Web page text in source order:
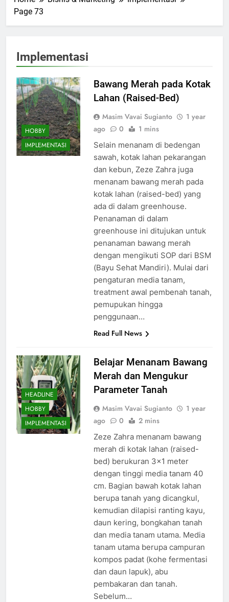
Page 73
Implementasi
HOBBY
IMPLEMENTASI
Bawang Merah pada Kotak
Lahan (Raised-Bed)
Masim Vavai Sugianto
1 year
ago
0 1 mins
Selain menanam di bedengan
sawah, kotak lahan pekarangan
dan kebun, Zeze Zahra juga
menanam bawang merah pada
kotak lahan (raised-bed) yang
ada di dalam greenhouse.
Penanaman di dalam
greenhouse ini ditujukan untuk
penanaman bawang merah
dengan mengikuti SOP dari BSM
(Bayu Sehat Mandiri). Mulai dari
pengaturan media tanam,
treatment awal pembenah tanah,
pemupukan hingga
penggunaan…
Read Full News
HEADLINE
HOBBY
IMPLEMENTASI
Belajar Menanam Bawang
Merah dan Mengukur
Parameter Tanah
Masim Vavai Sugianto
1 year
ago
0 2 mins
Zeze Zahra menanam bawang
merah di kotak lahan (raised-
bed) berukuran 3×1 meter
dengan tinggi media tanam 40
cm. Bagian bawah kotak lahan
berupa tanah yang dicangkul,
kemudian dilapisi ranting kayu,
daun kering, bongkahan tanah
dan media tanam utama. Media
tanam utama berupa campuran
kompos padat (kohe fermentasi
dan daun lapuk), abu
pembakaran dan tanah.
Sebelum…